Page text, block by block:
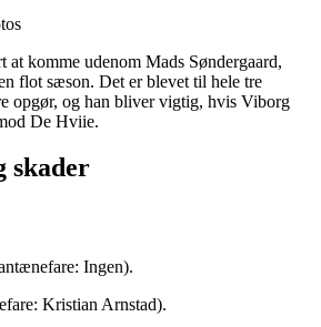
at komme udenom Mads Søndergaard,
flot sæson. Det er blevet til hele tre
opgør, og han bliver vigtig, hvis Viborg
De Hviie.
skader
Ingen).
Kristian Arnstad).